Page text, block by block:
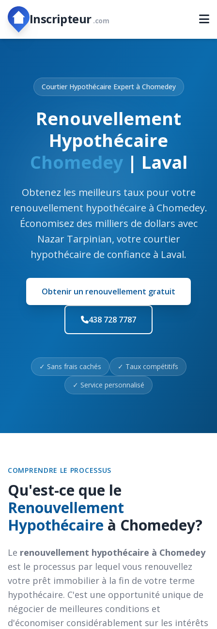
Inscripteur .com
Courtier Hypothécaire Expert à Chomedey
Renouvellement
Hypothécaire
Chomedey| Laval
Obtenez les meilleurs taux pour votre
renouvellement hypothécaire à Chomedey.
Économisez des milliers de dollars avec
Nazar Tarpinian, votre courtier
hypothécaire de confiance à Laval.
Obtenir un renouvellement gratuit
438 728 7787
✓ Sans frais cachés
✓ Taux compétitifs
✓ Service personnalisé
COMPRENDRE LE PROCESSUS
Qu'est-ce que le
Renouvellement
Hypothécaire à Chomedey?
Le renouvellement hypothécaire à Chomedey
est le processus par lequel vous renouvellez
votre prêt immobilier à la fin de votre terme
hypothécaire. C'est une opportunité unique de
négocier de meilleures conditions et
d'économiser considérablement sur les intérêts